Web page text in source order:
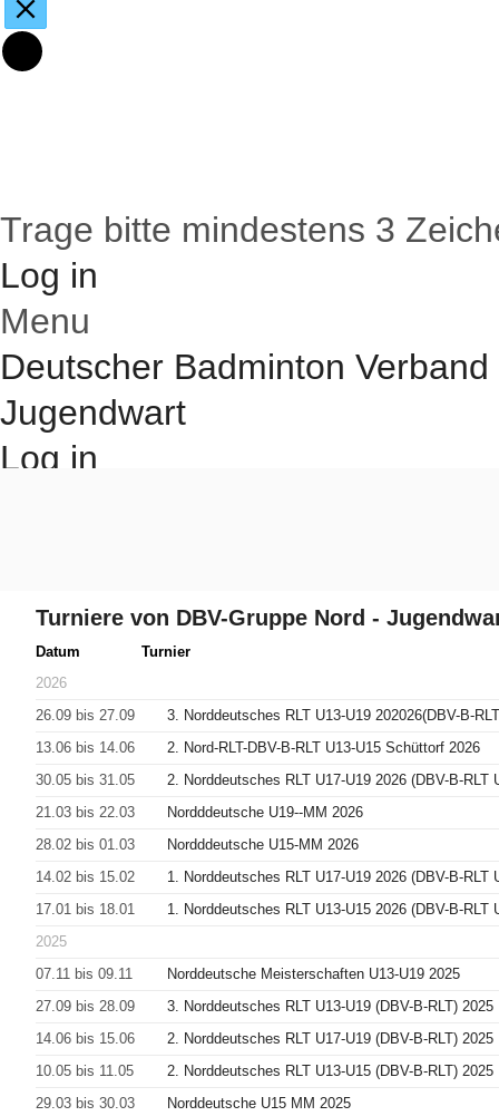
Trage bitte mindestens 3
Log in
Menu
Deutscher Badminton
Jugendwart
Log in
Turniere von DBV-Gruppe Nord -
Datum
Turnier
2026
26.09 bis 27.09
3. Norddeutsches RLT U13-U19 202026(DBV-B-
13.06 bis 14.06
2. Nord-RLT-DBV-B-RLT U13-U15 Schüttorf 2026
30.05 bis 31.05
2. Norddeutsches RLT U17-U19 2026 (DBV-B-RLT
21.03 bis 22.03
Nordddeutsche U19--MM 2026
28.02 bis 01.03
Nordddeutsche U15-MM 2026
14.02 bis 15.02
1. Norddeutsches RLT U17-U19 2026 (DBV-B-RLT
17.01 bis 18.01
1. Norddeutsches RLT U13-U15 2026 (DBV-B-RLT
2025
07.11 bis 09.11
Norddeutsche Meisterschaften U13-U19 2025
27.09 bis 28.09
3. Norddeutsches RLT U13-U19 (DBV-B-RLT) 2025
14.06 bis 15.06
2. Norddeutsches RLT U17-U19 (DBV-B-RLT) 2025
10.05 bis 11.05
2. Norddeutsches RLT U13-U15 (DBV-B-RLT) 2025
29.03 bis 30.03
Norddeutsche U15 MM 2025